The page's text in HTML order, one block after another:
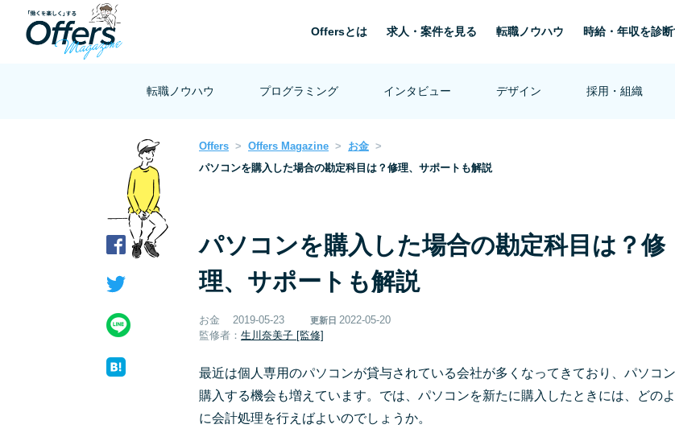
Offersとは 求人・案件を見る 転職ノウハウ 時給・年収を診
転職ノウハウ プログラミング インタビュー デザイン 採用・組織
Offers Offers Magazine
お金
パソコンを購入した場合の勘定科目は？修理、サポートも解説
パソコンを購入した場合の勘定科目は？修
理、サポートも解説
お金 2019-05-23 更新日 2022-05-20
監修者： 生川奈美子 [監修]
最近は個人専用のパソコンが貸与されている会社が多くなってきており、パソコ
購入する機会も増えています。では、パソコンを新たに購入したときには、どのよ
に会計処理を行えばよいのでしょうか。